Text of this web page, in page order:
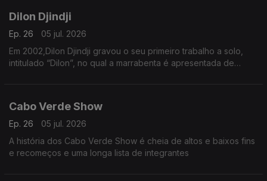
Dilon Djindji
Ep. 26
05 jul. 2026
Em 2002,Dilon Djindji gravou o seu primeiro trabalho a solo,
intitulado “Dilon”, no qual a marrabenta é apresentada de
Cabo Verde Show
Ep. 26
05 jul. 2026
A história dos Cabo Verde Show é cheia de altos e baixos fins
e recomeços e uma longa lista de integrantes